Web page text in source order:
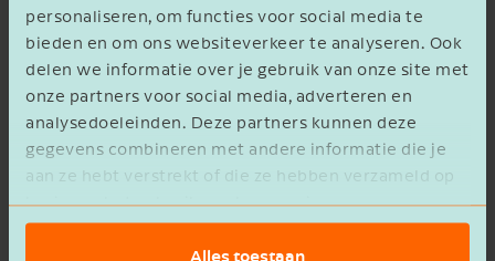
personaliseren, om functies voor social media te
bieden en om ons websiteverkeer te analyseren. Ook
delen we informatie over je gebruik van onze site met
onze partners voor social media, adverteren en
analysedoeleinden. Deze partners kunnen deze
gegevens combineren met andere informatie die je
aan ze hebt verstrekt of die ze hebben verzameld op
basis van het gebruik van hun services.
Alles toestaan
Ik ga akkoord met hetprivacy statement
Verzenden